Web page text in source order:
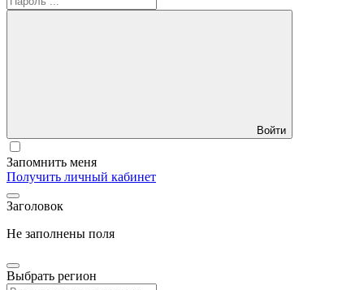
Войти
Запомнить меня
Получить личный кабинет
Заголовок
Не заполнены поля
Выбрать регион